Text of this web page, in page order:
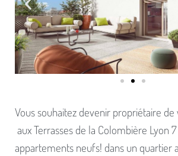
Vous souhaitez devenir propriétaire
aux Terrasses de la Colombière Lyon
appartements neufs! dans un quartier